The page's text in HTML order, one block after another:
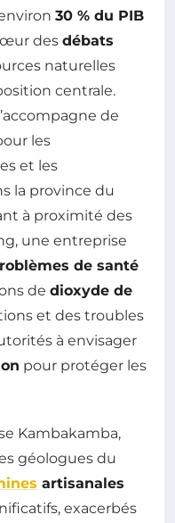
30 % du PIB
des débats
naturelles
centrale.
de
les
et les
la province du
à proximité des
une entreprise
de santé
de dioxyde de
et des troubles
à envisager
pour protéger les
Kambakamba,
géologues du
artisanales
exacerbés